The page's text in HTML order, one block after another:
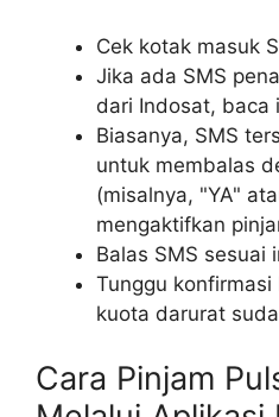
Cek kotak masuk
Jika ada SMS
dari Indosat, baca
Biasanya, SMS
untuk membalas
(misalnya, "YA"
mengaktifkan
Balas SMS sesuai
Tunggu
kuota darurat
Cara Pinjam